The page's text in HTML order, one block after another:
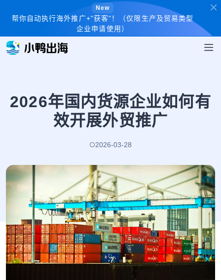
New
帮你自动执行海外推广+"获客"！（仅限生产及贸易类型
企业申请使用）
2026年国内货源企业如何有
效开展外贸推广
2026-03-28